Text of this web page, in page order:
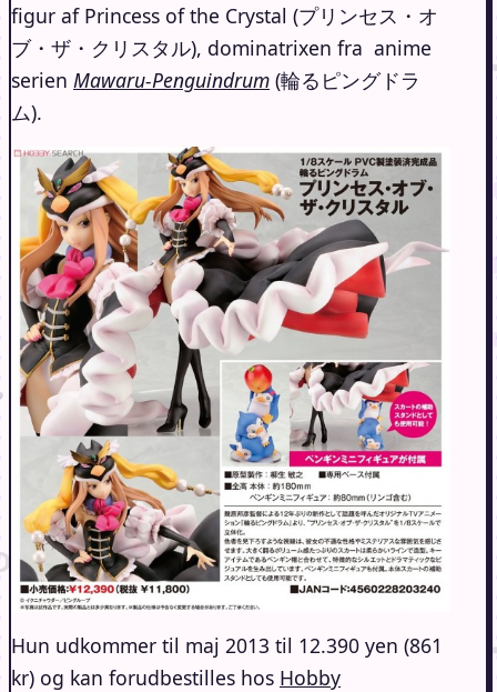
figur af Princess of the Crystal (プリンセス・オ
ブ・ザ・クリスタル), dominatrixen fra anime
serien Mawaru-Penguindrum (輪るピングドラ
ム).
Hun udkommer til maj 2013 til 12.390 yen (861
kr) og kan forudbestilles hos Hobby